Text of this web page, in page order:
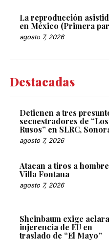
La reproducción
en México (Primera
agosto 7, 2026
Destacadas
Detienen a tres
secuestradores de “Los
Rusos” en SLRC,
agosto 7, 2026
Atacan a tiros a
Villa Fontana
agosto 7, 2026
Sheinbaum exige
injerencia de EU en
traslado de “El Mayo”